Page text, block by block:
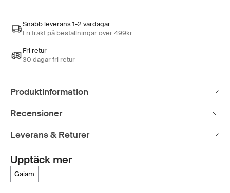
Snabb leverans 1-2 vardagar
Fri frakt på beställningar över 499kr
Fri retur
30 dagar fri retur
Produktinformation
Recensioner
Leverans & Returer
Upptäck mer
gaiam